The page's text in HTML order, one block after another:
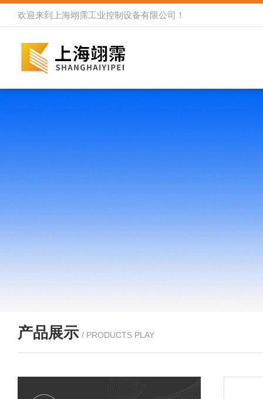
欢迎来到 上海翊霈工业控制设备有限公司 ！
产品展示 / PRODUCTS PLAY